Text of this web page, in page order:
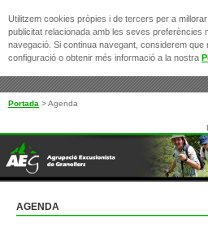
Utilitzem cookies pròpies i de tercers per a
publicitat relacionada amb les seves preferències
navegació. Si continua navegant, considerem que
configuració o obtenir més informació a la nostra
Portada >Agenda
AGENDA